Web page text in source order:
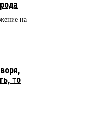
на
то